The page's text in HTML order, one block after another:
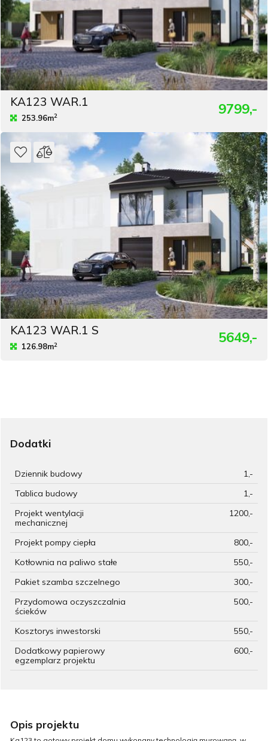
KA123 WAR.1
253.96m2 9799,-
KA123 WAR.1 S
126.98m2 5649,-
Dodatki
Dziennik budowy
1,-
Tablica budowy
1,-
Projekt wentylacji
mechanicznej
1200,-
Projekt pompy ciepła
800,-
Kotłownia na paliwo stałe
550,-
Pakiet szamba szczelnego
300,-
Przydomowa oczyszczalnia
ścieków
500,-
Kosztorys inwestorski
550,-
Dodatkowy papierowy
egzemplarz projektu
600,-
Opis projektu